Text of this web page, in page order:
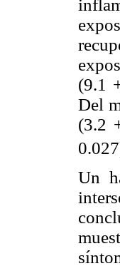
(9.1
Del
(3.2
Un